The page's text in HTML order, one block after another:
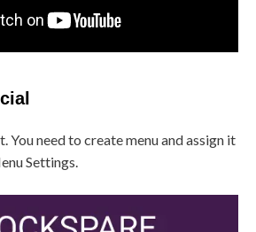
You need to create menu and assign it
Settings.